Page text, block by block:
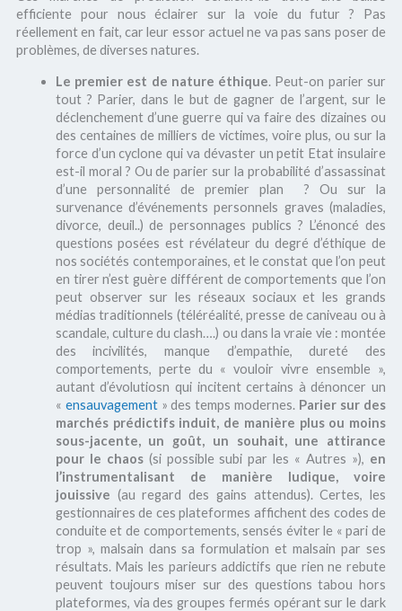
efficiente pour nous éclairer sur la voie du futur ? Pas
réellement en fait, car leur essor actuel ne va pas sans poser de
problèmes, de diverses natures.
Le premier est de nature éthique. Peut-on parier sur
tout ? Parier, dans le but de gagner de l’argent, sur le
déclenchement d’une guerre qui va faire des dizaines ou
des centaines de milliers de victimes, voire plus, ou sur la
force d’un cyclone qui va dévaster un petit Etat insulaire
est-il moral ? Ou de parier sur la probabilité d’assassinat
d’une personnalité de premier plan ? Ou sur la
survenance d’événements personnels graves (maladies,
divorce, deuil..) de personnages publics ? L’énoncé des
questions posées est révélateur du degré d’éthique de
nos sociétés contemporaines, et le constat que l’on peut
en tirer n’est guère différent de comportements que l’on
peut observer sur les réseaux sociaux et les grands
médias traditionnels (téléréalité, presse de caniveau ou à
scandale, culture du clash….) ou dans la vraie vie : montée
des incivilités, manque d’empathie, dureté des
comportements, perte du « vouloir vivre ensemble »,
autant d’évolutiosn qui incitent certains à dénoncer un
« ensauvagement» des temps modernes. Parier sur des
marchés prédictifs induit, de manière plus ou moins
sous-jacente, un goût, un souhait, une attirance
pour le chaos(si possible subi par les « Autres »), en
l’instrumentalisant de manière ludique, voire
jouissive (au regard des gains attendus). Certes, les
gestionnaires de ces plateformes affichent des codes de
conduite et de comportements, sensés éviter le « pari de
trop », malsain dans sa formulation et malsain par ses
résultats. Mais les parieurs addictifs que rien ne rebute
peuvent toujours miser sur des questions tabou hors
plateformes, via des groupes fermés opérant sur le dark